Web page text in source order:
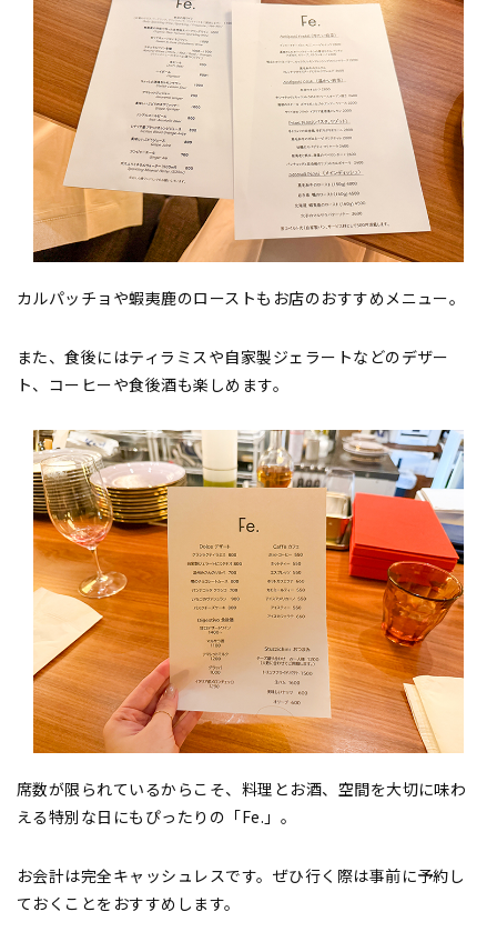
カルパッチョや蝦夷鹿のローストもお店のおすすめメニュー。
また、食後にはティラミスや自家製ジェラートなどのデザー
ト、コーヒーや食後酒も楽しめます。
席数が限られているからこそ、料理とお酒、空間を大切に味わ
える特別な日にもぴったりの「Fe.」。
お会計は完全キャッシュレスです。ぜひ行く際は事前に予約し
ておくことをおすすめします。